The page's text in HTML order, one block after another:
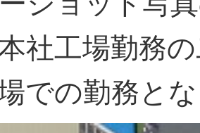
社工場勤務
での勤務と